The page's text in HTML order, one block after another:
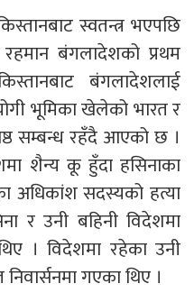
स्वतन्त्र भएपछि
बंगलादेशको प्रथम
बंगलादेशलाई
भूमिका खेलेको भारत र
सम्बन्ध रहँदै आएको छ ।
शैन्य कू हुँदा हसिनाका
अधिकांश सदस्यको हत्या
र उनी बहिनी विदेशमा
। विदेशमा रहेका उनी
गएका थिए ।